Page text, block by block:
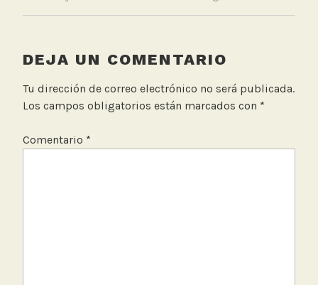
r
i
o
A
r
DEJA UN COMENTARIO
Tu dirección de correo electrónico no será publicada.
Los campos obligatorios están marcados con *
Comentario *